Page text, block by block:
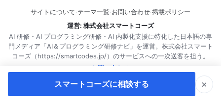
スマートコーズに相談する ×
サイトについて·テーマ一覧·お問い合わせ·掲載ポリシー
運営: 株式会社スマートコーズ
AI 研修・AI プログラミング研修・AI 内製化支援に特化した日本語の専
門メディア「AI＆プログラミング研修ナビ」を運営。株式会社スマート
コーズ（https://smartcodes.jp/）のサービスへの一次送客を担う。
お問い合わせ
RSS購読